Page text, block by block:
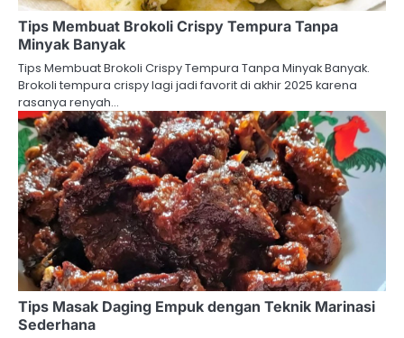
Tips Membuat Brokoli Crispy Tempura Tanpa
Minyak Banyak
Tips Membuat Brokoli Crispy Tempura Tanpa Minyak Banyak.
Brokoli tempura crispy lagi jadi favorit di akhir 2025 karena
rasanya renyah…
Tips Masak Daging Empuk dengan Teknik Marinasi
Sederhana